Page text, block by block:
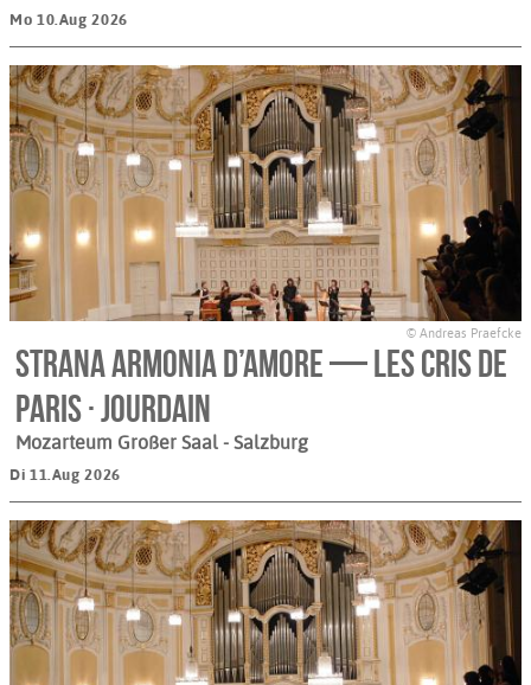
Mo 10.Aug 2026
© Andreas Praefcke
Strana armonia d’amore — Les Cris de
Paris · Jourdain
Mozarteum Großer Saal - Salzburg
Di 11.Aug 2026